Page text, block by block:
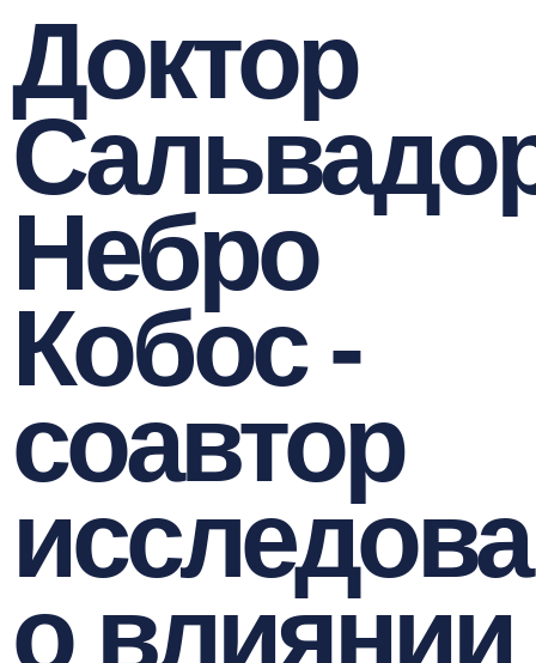
Доктор
Небро
Кобос -
соавтор
о влиянии